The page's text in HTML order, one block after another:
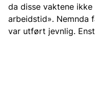
da disse vaktene
arbeidstid». Nemnda
var utført jevnlig.